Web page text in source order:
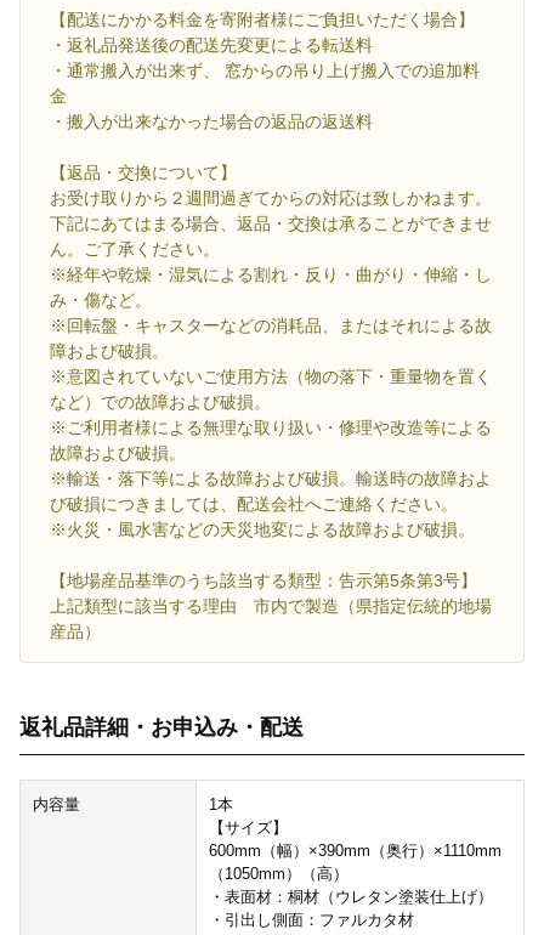
【配送にかかる料金を寄附者様にご負担いただく場合】
・返礼品発送後の配送先変更による転送料
・通常搬入が出来ず、 窓からの吊り上げ搬入での追加料
金
・搬入が出来なかった場合の返品の返送料
【返品・交換について】
お受け取りから２週間過ぎてからの対応は致しかねます。
下記にあてはまる場合、返品・交換は承ることができませ
ん。ご了承ください。
※経年や乾燥・湿気による割れ・反り・曲がり・伸縮・し
み・傷など。
※回転盤・キャスターなどの消耗品、またはそれによる故
障および破損。
※意図されていないご使用方法（物の落下・重量物を置く
など）での故障および破損。
※ご利用者様による無理な取り扱い・修理や改造等による
故障および破損。
※輸送・落下等による故障および破損。輸送時の故障およ
び破損につきましては、配送会社へご連絡ください。
※火災・風水害などの天災地変による故障および破損。
【地場産品基準のうち該当する類型：告示第5条第3号】
上記類型に該当する理由 市内で製造（県指定伝統的地場
産品）
返礼品詳細・お申込み・配送
内容量
1本
【サイズ】
600mm（幅）×390mm（奥行）×1110mm
（1050mm）（高）
・表面材：桐材（ウレタン塗装仕上げ）
・引出し側面：ファルカタ材